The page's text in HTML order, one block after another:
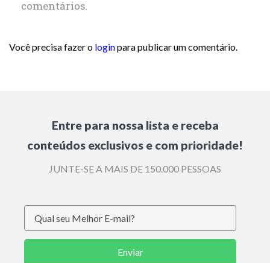
comentários.
Você precisa fazer o loginpara publicar um comentário.
Entre para nossa lista e receba
conteúdos exclusivos e com prioridade!
JUNTE-SE A MAIS DE 150.000 PESSOAS
Enviar